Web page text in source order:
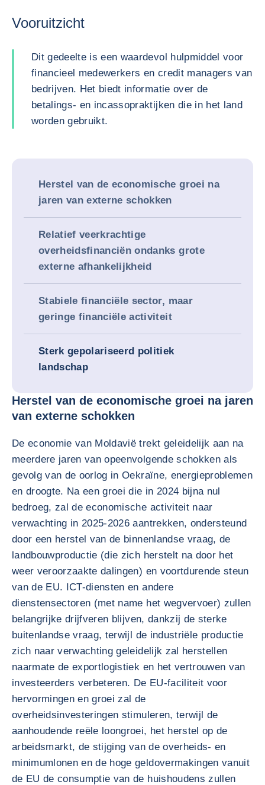
Vooruitzicht
Dit gedeelte is een waardevol hulpmiddel voor
financieel medewerkers en credit managers van
bedrijven. Het biedt informatie over de
betalings- en incassopraktijken die in het land
worden gebruikt.
Herstel van de economische groei na
jaren van externe schokken
Relatief veerkrachtige
overheidsfinanciën ondanks grote
externe afhankelijkheid
Stabiele financiële sector, maar
geringe financiële activiteit
Sterk gepolariseerd politiek
landschap
Herstel van de economische groei na jaren
van externe schokken
De economie van Moldavië trekt geleidelijk aan na
meerdere jaren van opeenvolgende schokken als
gevolg van de oorlog in Oekraïne, energieproblemen
en droogte. Na een groei die in 2024 bijna nul
bedroeg, zal de economische activiteit naar
verwachting in 2025-2026 aantrekken, ondersteund
door een herstel van de binnenlandse vraag, de
landbouwproductie (die zich herstelt na door het
weer veroorzaakte dalingen) en voortdurende steun
van de EU. ICT-diensten en andere
dienstensectoren (met name het wegvervoer) zullen
belangrijke drijfveren blijven, dankzij de sterke
buitenlandse vraag, terwijl de industriële productie
zich naar verwachting geleidelijk zal herstellen
naarmate de exportlogistiek en het vertrouwen van
investeerders verbeteren. De EU-faciliteit voor
hervormingen en groei zal de
overheidsinvesteringen stimuleren, terwijl de
aanhoudende reële loongroei, het herstel op de
arbeidsmarkt, de stijging van de overheids- en
minimumlonen en de hoge geldovermakingen vanuit
de EU de consumptie van de huishoudens zullen